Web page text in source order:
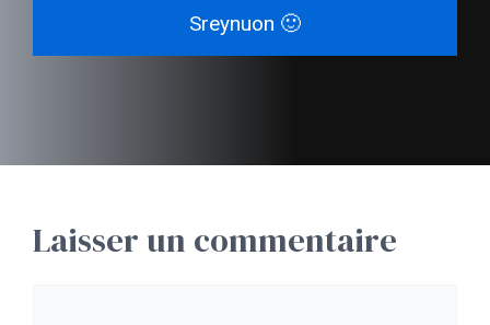
Sreynuon 🙂
Laisser un commentaire